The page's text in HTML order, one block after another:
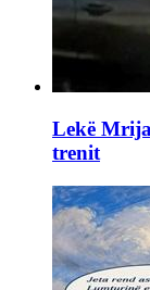
Lekë
trenit